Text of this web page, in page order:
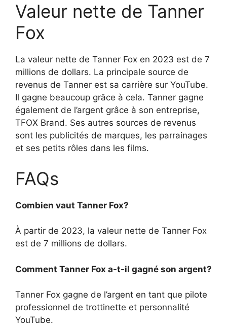
Valeur nette de Tanner
Fox
La valeur nette de Tanner Fox en 2023 est de 7
millions de dollars. La principale source de
revenus de Tanner est sa carrière sur YouTube.
Il gagne beaucoup grâce à cela. Tanner gagne
également de l’argent grâce à son entreprise,
TFOX Brand. Ses autres sources de revenus
sont les publicités de marques, les parrainages
et ses petits rôles dans les films.
FAQs
Combien vaut Tanner Fox?
À partir de 2023, la valeur nette de Tanner Fox
est de 7 millions de dollars.
Comment Tanner Fox a-t-il gagné son argent?
Tanner Fox gagne de l’argent en tant que pilote
professionnel de trottinette et personnalité
YouTube.